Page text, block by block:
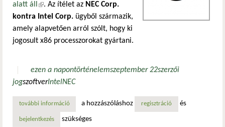
alatt áll
(külső hivatkozás)
. Az ítélet az NEC Corp.
kontra Intel Corp. ügyből származik,
amely alapvetően arról szólt, hogy ki
jogosult x86 processzorokat gyártani.
ezen a napontörténelemszeptember 22szerzői
jogszoftverIntelNEC
további információa számítógépes kód szerzői jogi védelem alatt áll
a hozzászóláshoz regisztráció és
bejelentkezés szükséges